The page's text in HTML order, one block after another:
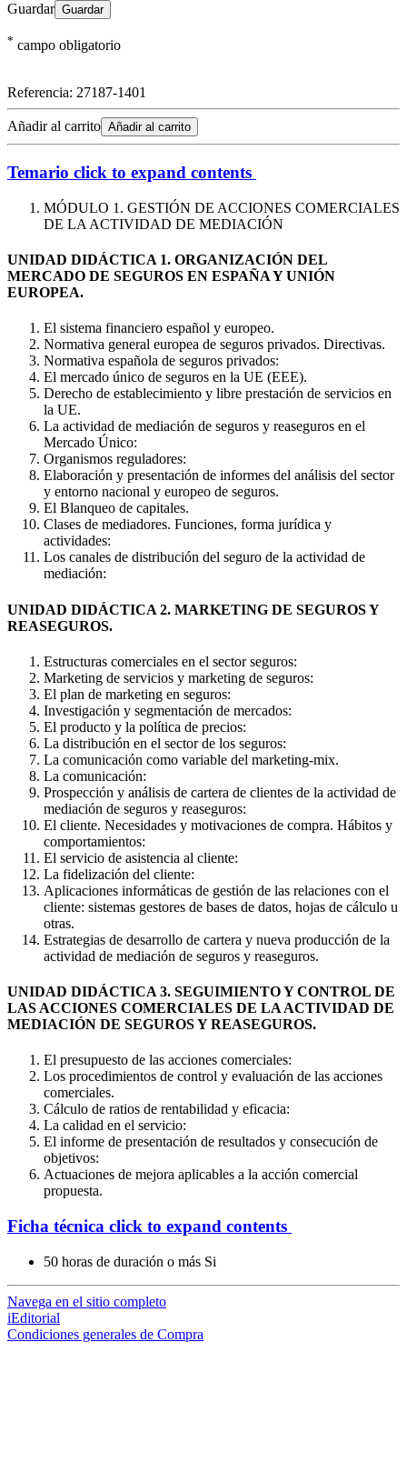
Guardar
* campo obligatorio
Referencia: 27187-1401
Añadir al carrito Añadir al carrito
Temario click to expand contents
MÓDULO 1. GESTIÓN DE ACCIONES COMERCIALES
DE LA ACTIVIDAD DE MEDIACIÓN
UNIDAD DIDÁCTICA 1. ORGANIZACIÓN DEL
MERCADO DE SEGUROS EN ESPAÑA Y UNIÓN
EUROPEA.
El sistema financiero español y europeo.
Normativa general europea de seguros privados. Directivas.
Normativa española de seguros privados:
El mercado único de seguros en la UE (EEE).
Derecho de establecimiento y libre prestación de servicios en
la UE.
La actividad de mediación de seguros y reaseguros en el
Mercado Único:
Organismos reguladores:
Elaboración y presentación de informes del análisis del sector
y entorno nacional y europeo de seguros.
El Blanqueo de capitales.
Clases de mediadores. Funciones, forma jurídica y
actividades:
Los canales de distribución del seguro de la actividad de
mediación:
UNIDAD DIDÁCTICA 2. MARKETING DE SEGUROS Y
REASEGUROS.
Estructuras comerciales en el sector seguros:
Marketing de servicios y marketing de seguros:
El plan de marketing en seguros:
Investigación y segmentación de mercados:
El producto y la política de precios:
La distribución en el sector de los seguros:
La comunicación como variable del marketing-mix.
La comunicación:
Prospección y análisis de cartera de clientes de la actividad de
mediación de seguros y reaseguros:
El cliente. Necesidades y motivaciones de compra. Hábitos y
comportamientos:
El servicio de asistencia al cliente:
La fidelización del cliente:
Aplicaciones informáticas de gestión de las relaciones con el
cliente: sistemas gestores de bases de datos, hojas de cálculo u
otras.
Estrategias de desarrollo de cartera y nueva producción de la
actividad de mediación de seguros y reaseguros.
UNIDAD DIDÁCTICA 3. SEGUIMIENTO Y CONTROL DE
LAS ACCIONES COMERCIALES DE LA ACTIVIDAD DE
MEDIACIÓN DE SEGUROS Y REASEGUROS.
El presupuesto de las acciones comerciales:
Los procedimientos de control y evaluación de las acciones
comerciales.
Cálculo de ratios de rentabilidad y eficacia:
La calidad en el servicio:
El informe de presentación de resultados y consecución de
objetivos:
Actuaciones de mejora aplicables a la acción comercial
propuesta.
Ficha técnica click to expand contents
50 horas de duración o más Si
Navega en el sitio completo
iEditorial
Condiciones generales de Compra